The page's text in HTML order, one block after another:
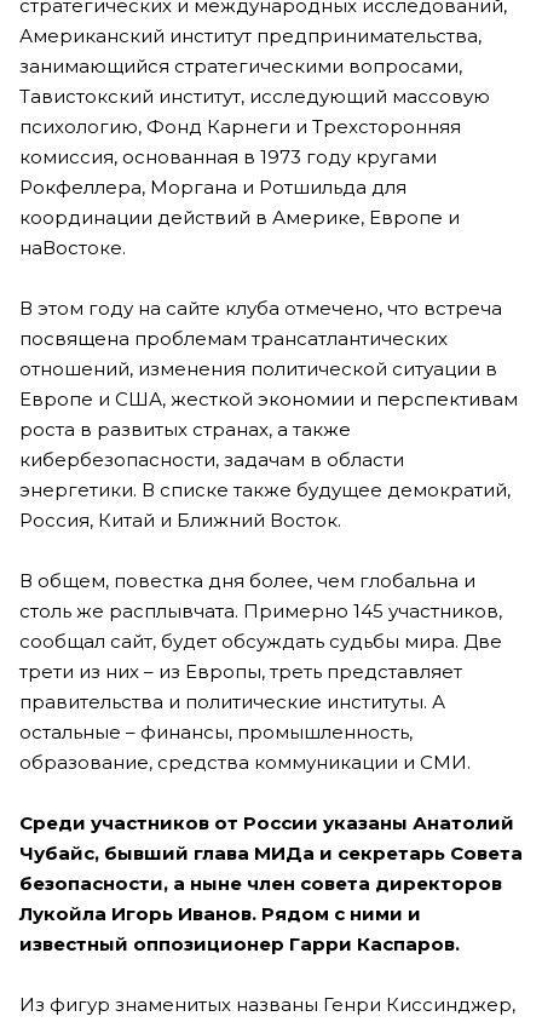
стратегических и международных исследований,
Американский институт предпринимательства,
занимающийся стратегическими вопросами,
Тавистокский институт, исследующий массовую
психологию, Фонд Карнеги и Трехсторонняя
комиссия, основанная в 1973 году кругами
Рокфеллера, Моргана и Ротшильда для
координации действий в Америке, Европе и
наВостоке.
В этом году на сайте клуба отмечено, что встреча
посвящена проблемам трансатлантических
отношений, изменения политической ситуации в
Европе и США, жесткой экономии и перспективам
роста в развитых странах, а также
кибербезопасности, задачам в области
энергетики. В списке также будущее демократий,
Россия, Китай и Ближний Восток.
В общем, повестка дня более, чем глобальна и
столь же расплывчата. Примерно 145 участников,
сообщал сайт, будет обсуждать судьбы мира. Две
трети из них – из Европы, треть представляет
правительства и политические институты. А
остальные – финансы, промышленность,
образование, средства коммуникации и СМИ.
Среди участников от России указаны Анатолий
Чубайс, бывший глава МИДа и секретарь Совета
безопасности, а ныне член совета директоров
Лукойла Игорь Иванов. Рядом с ними и
известный оппозиционер Гарри Каспаров.
Из фигур знаменитых названы Генри Киссинджер,